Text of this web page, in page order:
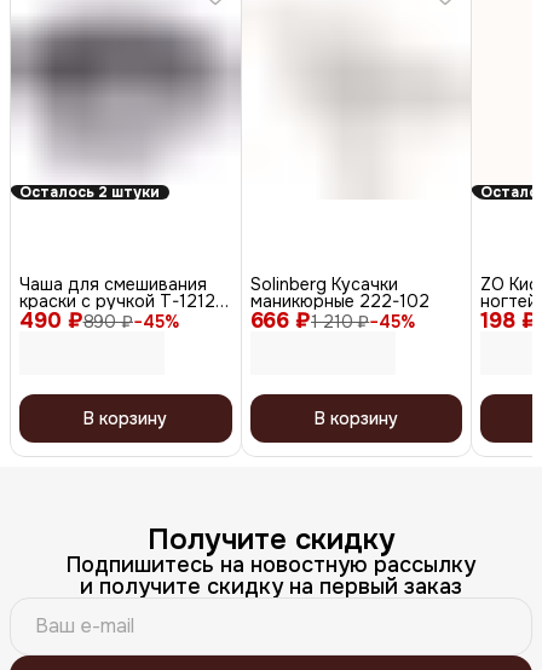
Осталось 2 штуки
490 ₽890 ₽−45%
Чаша для смешивания
краски с ручкой T-1212С,
пластик, серый, 400 мл
В корзину
666 ₽1 210 ₽−45%
Solinberg Кусачки
маникюрные 222-102
В корзину
198 ₽
ZO
Получите скидку
Подпишитесь на новостную рассылку
и получите скидку на первый заказ